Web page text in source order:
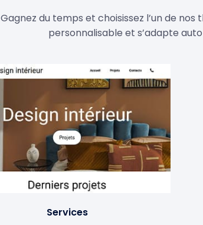
Gagnez du temps et choisissez l’un de
personnalisable et s’adapte
Services